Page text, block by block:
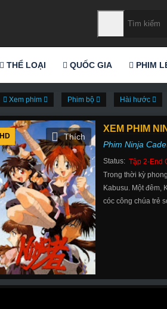
THỂ LOẠI QUỐC GIA PHIM
Xem phim Phim bộ Hài hước
HD
XEM PHIM
Phim Ninja
Status: Tập 2-End
Trong thời kỳ
Kabusu. Một đêm,
cóc công chúa trẻ